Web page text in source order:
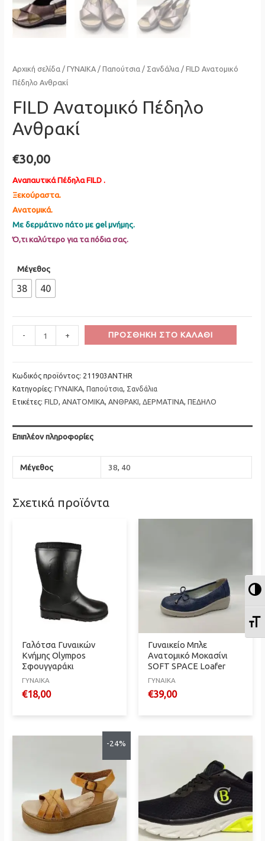
Αρχική σελίδα /ΓΥΝΑΙΚΑ /Παπούτσια / Σανδάλια / FILD Ανατομικό
Πέδηλο Ανθρακί
FILD Ανατομικό Πέδηλο
Ανθρακί
€30,00
Αναπαυτικά Πέδηλα FILD .
Ξεκούραστα.
Ανατομικά.
Με δερμάτινο πάτο με gel μνήμης.
Ό,τι καλύτερο για τα πόδια σας.
Μέγεθος
38 40
Quantity
-
Ανατομικό
Ανθρακί
ποσότητα
Quantity
+ ΠΡΟΣΘΉΚΗ ΣΤΟ ΚΑΛΆΘΙ
Κωδικός προϊόντος: 211903ANTHR
Κατηγορίες:ΓΥΝΑΙΚΑ,Παπούτσια, Σανδάλια
Ετικέτες:FILD,ΑΝΑΤΟΜΙΚΑ,ΑΝΘΡΑΚΙ,ΔΕΡΜΑΤΙΝΑ,ΠΕΔΗΛΟ
Επιπλέον πληροφορίες
Μέγεθος 38, 40
Σχετικά προϊόντα
Γαλότσα Γυναικών
Κνήμης Olympos
Σφουγγαράκι
ΓΥΝΑΙΚΑ
€18,00
Γυναικείο Mπλε
Ανατομικό Μοκασίνι
SOFT SPACE Loafer
ΓΥΝΑΙΚΑ
€39,00
-24%